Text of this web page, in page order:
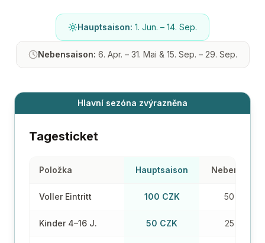
Hauptsaison: 1. Jun. – 14. Sep.
Nebensaison: 6. Apr. – 31. Mai & 15. Sep. – 29. Sep.
Hlavní sezóna zvýrazněna
Tagesticket
Položka Hauptsaison
Voller Eintritt 100 CZK 50 CZK
Kinder 4–16 J. 50 CZK 25 CZK